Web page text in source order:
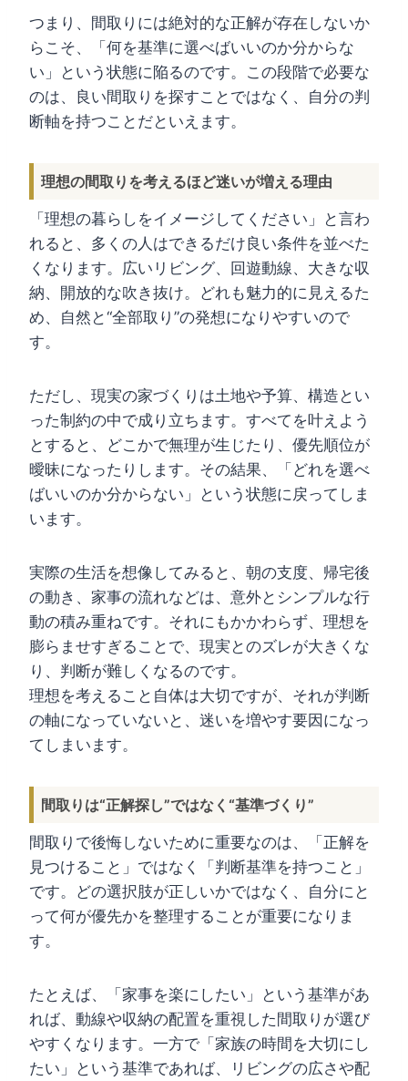
つまり、間取りには絶対的な正解が存在しないか
らこそ、「何を基準に選べばいいのか分からな
い」という状態に陥るのです。この段階で必要な
のは、良い間取りを探すことではなく、自分の判
断軸を持つことだといえます。
理想の間取りを考えるほど迷いが増える理由
「理想の暮らしをイメージしてください」と言わ
れると、多くの人はできるだけ良い条件を並べた
くなります。広いリビング、回遊動線、大きな収
納、開放的な吹き抜け。どれも魅力的に見えるた
め、自然と“全部取り”の発想になりやすいので
す。
ただし、現実の家づくりは土地や予算、構造とい
った制約の中で成り立ちます。すべてを叶えよう
とすると、どこかで無理が生じたり、優先順位が
曖昧になったりします。その結果、「どれを選べ
ばいいのか分からない」という状態に戻ってしま
います。
実際の生活を想像してみると、朝の支度、帰宅後
の動き、家事の流れなどは、意外とシンプルな行
動の積み重ねです。それにもかかわらず、理想を
膨らませすぎることで、現実とのズレが大きくな
り、判断が難しくなるのです。
理想を考えること自体は大切ですが、それが判断
の軸になっていないと、迷いを増やす要因になっ
てしまいます。
間取りは“正解探し”ではなく“基準づくり”
間取りで後悔しないために重要なのは、「正解を
見つけること」ではなく「判断基準を持つこと」
です。どの選択肢が正しいかではなく、自分にと
って何が優先かを整理することが重要になりま
す。
たとえば、「家事を楽にしたい」という基準があ
れば、動線や収納の配置を重視した間取りが選び
やすくなります。一方で「家族の時間を大切にし
たい」という基準であれば、リビングの広さや配